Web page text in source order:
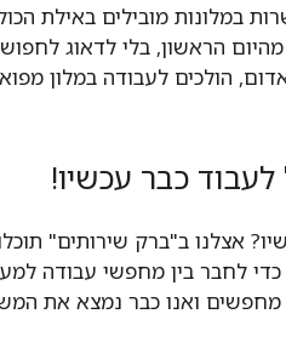
במלונות מובילים באילת
הראשון, בלי לדאוג
הולכים לעבודה במלון
כבר עכשיו!
אצלנו ב"ברק שירותים"
לחבר בין מחפשי עבודה
מחפשים ואנו כבר נמצא את